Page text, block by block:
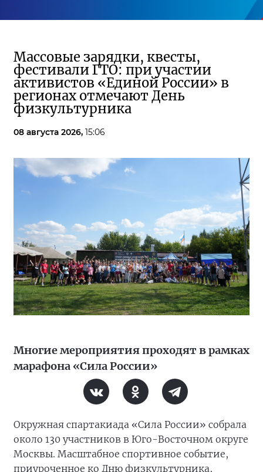
Массовые зарядки, квесты,
фестивали ГТО: при участии
активистов «Единой России» в
регионах отмечают День
физкультурника
08 августа 2026, 15:06
Многие мероприятия проходят в рамках
марафона «Сила России»
Окружная спартакиада «Сила России» собрала
около 130 участников в Юго-Восточном округе
Москвы. Масштабное спортивное событие,
приуроченное ко Дню физкультурника,